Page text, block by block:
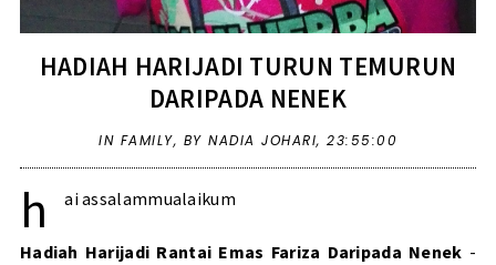
HADIAH HARIJADI TURUN TEMURUN
DARIPADA NENEK
IN FAMILY, BY NADIA JOHARI, 23:55:00
h ai assalammualaikum
Hadiah Harijadi Rantai Emas Fariza Daripada Nenek -